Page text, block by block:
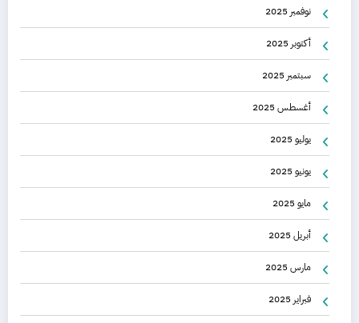
نوفمبر 2025
أكتوبر 2025
سبتمبر 2025
أغسطس 2025
يوليو 2025
يونيو 2025
مايو 2025
أبريل 2025
مارس 2025
فبراير 2025